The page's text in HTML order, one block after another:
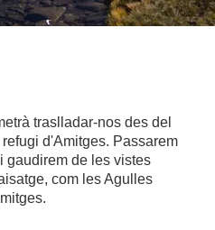
traslladar-nos des del
d'Amitges. Passarem
gaudirem de les vistes
com les Agulles